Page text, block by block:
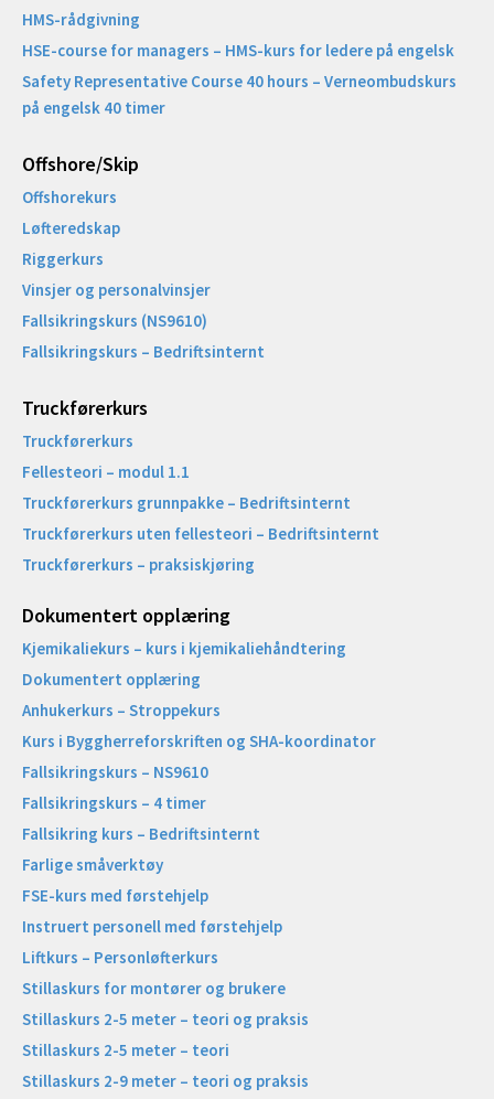
HMS-rådgivning
HSE-course for managers – HMS-kurs for ledere på engelsk
Safety Representative Course 40 hours – Verneombudskurs
på engelsk 40 timer
Offshore/Skip​
Offshorekurs
Løfteredskap
Riggerkurs
Vinsjer og personalvinsjer
Fallsikringskurs (NS9610)
Fallsikringskurs – Bedriftsinternt
Truckførerkurs
Truckførerkurs
Fellesteori – modul 1.1
Truckførerkurs grunnpakke – Bedriftsinternt
Truckførerkurs uten fellesteori – Bedriftsinternt
Truckførerkurs – praksiskjøring
Dokumentert opplæring
Kjemikaliekurs – kurs i kjemikaliehåndtering
Dokumentert opplæring
Anhukerkurs – Stroppekurs
Kurs i Byggherreforskriften og SHA-koordinator
Fallsikringskurs – NS9610
Fallsikringskurs – 4 timer
Fallsikring kurs – Bedriftsinternt
Farlige småverktøy
FSE-kurs med førstehjelp
Instruert personell med førstehjelp
Liftkurs – Personløfterkurs
Stillaskurs for montører og brukere
Stillaskurs 2-5 meter – teori og praksis
Stillaskurs 2-5 meter – teori
Stillaskurs 2-9 meter – teori og praksis